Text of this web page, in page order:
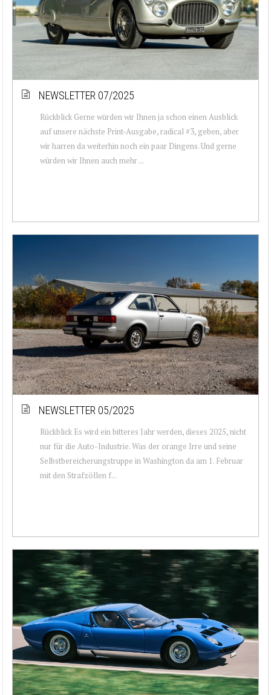
NEWSLETTER 07/2025
Rückblick Gerne würden wir Ihnen ja schon einen Ausblick
auf unsere nächste Print-Ausgabe, radical #3, geben, aber
wir harren da weiterhin noch ein paar Dingens. Und gerne
würden wir Ihnen auch mehr ...
NEWSLETTER 05/2025
Rückblick Es wird ein bitteres Jahr werden, dieses 2025, nicht
nur für die Auto-Industrie. Was der orange Irre und seine
Selbstbereicherungstruppe in Washington da am 1. Februar
mit den Strafzöllen f...